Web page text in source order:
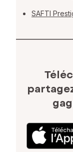
SAFTI